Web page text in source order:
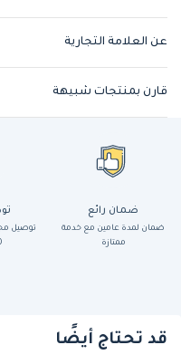
عن العلامة التجارية
قارن بمنتجات شبيهة
ضمان رائع
ضمان لمدة عامين مع خدمة
ممتازة
توصيل
قد تحتاج أيضًا